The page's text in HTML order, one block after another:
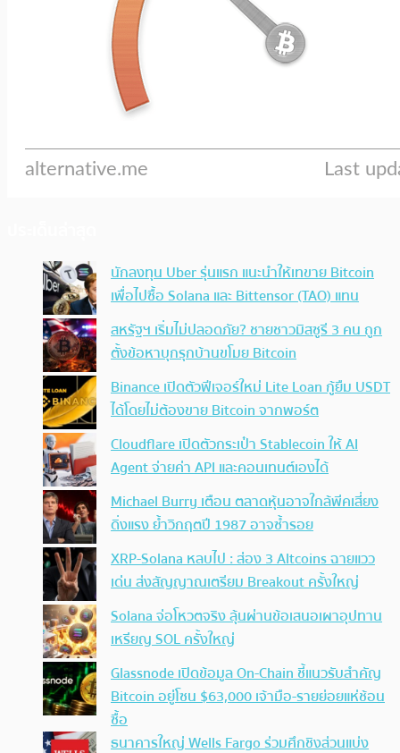
นักลงทุน Uber รุ่นแรก แนะนำให้เทขาย Bitcoin
เพื่อไปซื้อ Solana และ Bittensor (TAO) แทน
สหรัฐฯ เริ่มไม่ปลอดภัย? ชายชาวมิสซูรี 3 คน ถูก
ตั้งข้อหาบุกรุกบ้านขโมย Bitcoin
Binance เปิดตัวฟีเจอร์ใหม่ Lite Loan กู้ยืม USDT
ได้โดยไม่ต้องขาย Bitcoin จากพอร์ต
Cloudflare เปิดตัวกระเป๋า Stablecoin ให้ AI
Agent จ่ายค่า API และคอนเทนต์เองได้
Michael Burry เตือน ตลาดหุ้นอาจใกล้พีคเสี่ยง
ดิ่งแรง ย้ำวิกฤตปี 1987 อาจซ้ำรอย
XRP-Solana หลบไป : ส่อง 3 Altcoins ฉายแวว
เด่น ส่งสัญญาณเตรียม Breakout ครั้งใหญ่
Solana จ่อโหวตจริง ลุ้นผ่านข้อเสนอเผาอุปทาน
เหรียญ SOL ครั้งใหญ่
Glassnode เปิดข้อมูล On-Chain ชี้แนวรับสำคัญ
Bitcoin อยู่โซน $63,000 เจ้ามือ-รายย่อยแห่ช้อน
ซื้อ
ธนาคารใหญ่ Wells Fargo ร่วมศึกชิงส่วนแบ่ง